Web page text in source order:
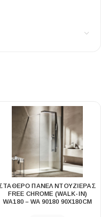
ΠΆΝΕΛ ΝΤΟΥΖΙΈΡΑΣ
FREE CHROME (WALK-IN)
WA180 – WA 90180 90Χ180CM